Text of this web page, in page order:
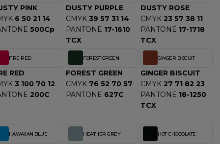
PINK
6 50 21 14
500Cp
DUSTY PURPLE
CMYK 39 57 31 14
PANTONE 17-1610
TCX
DUSTY ROSE
CMYK 23 57 38 11
PANTONE 17-1718
TCX
FIRE RED
RED
3 100 70 12
200C
FOREST GREEN
FOREST GREEN
CMYK 76 52 70 57
PANTONE 627C
GINGER BISCUIT
GINGER BISCUIT
CMYK 27 71 82 23
PANTONE 18-1250
TCX
HAWAIIAN BLUE HEATHER GREY HOT CHOCOLATE